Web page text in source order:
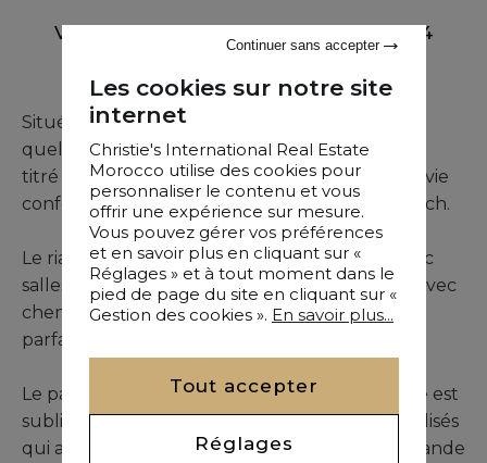
Vente•Riad•Marrakech•110 M²•4
Chambres
Situé dans le secteur prisé de Riad Larousse, à
quelques pas d’un parking, ce magnifique riad
titré de construction neuve offre un cadre de vie
confortable au cœur de la Médina de Marrakech.
Le riad comprend quatre belles chambres avec
salles de bain privatives, un salon chaleureux avec
cheminée ainsi qu’une cuisine fonctionnelle
parfaitement intégrée à l’ensemble.
Le patio ouvert et baigné de lumière naturelle est
sublimé par une piscine et des espaces végétalisés
qui apportent fraîcheur et convivialité. Une grande
Les cookies sur notre site
internet
Christie's International Real Estate
Morocco utilise des cookies pour
personnaliser le contenu et vous
offrir une expérience sur mesure.
Vous pouvez gérer vos préférences
et en savoir plus en cliquant sur «
Réglages » et à tout moment dans le
pied de page du site en cliquant sur «
Gestion des cookies ». En savoir plus...
Tout accepter
Réglages
Continuer sans accepter